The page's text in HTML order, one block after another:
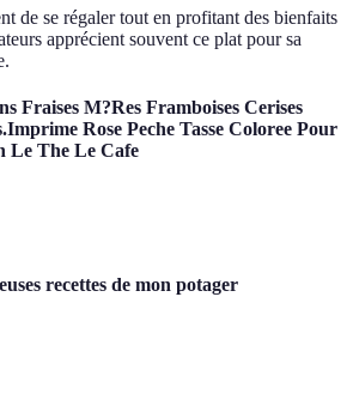
de se régaler tout en profitant des bienfaits
apprécient souvent ce plat pour sa
Fraises M?Res Framboises Cerises
Rose Peche Tasse Coloree Pour
Le The Le Cafe
recettes de mon potager